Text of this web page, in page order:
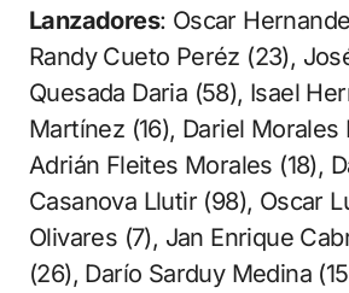
Lanzadores: Oscar
Randy Cueto Peréz (23),
Quesada Daria (58), Isael
Martínez (16), Dariel Morales
Adrián Fleites Morales (18),
Casanova Llutir (98), Oscar
Olivares (7), Jan Enrique
(26), Darío Sarduy Medina